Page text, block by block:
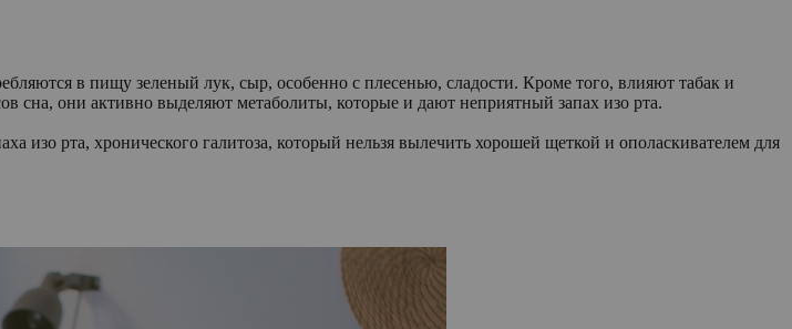
в пищу зеленый лук, сыр, особенно с плесенью, сладости. Кроме того, влияют табак и
сна, они активно выделяют метаболиты, которые и дают неприятный запах изо рта.
изо рта, хронического галитоза, который нельзя вылечить хорошей щеткой и ополаскивателем для